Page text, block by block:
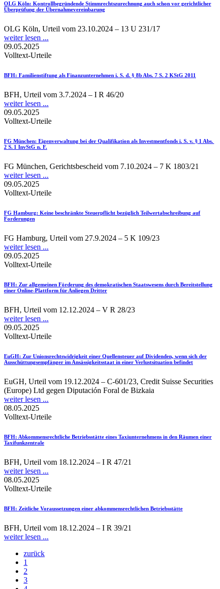
OLG Köln: Kontrollbegründende Stimmrechtszurechnung auch schon vor gerichtlicher
Überprüfung der Übernahmevereinbarung
OLG Köln, Urteil vom 23.10.2024 – 13 U 231/17
weiter lesen ...
09.05.2025
Volltext-Urteile
BFH: Familienstiftung als Finanzunternehmen i. S. d. § 8b Abs. 7 S. 2 KStG 2011
BFH, Urteil vom 3.7.2024 – I R 46/20
weiter lesen ...
09.05.2025
Volltext-Urteile
FG München: Eigenverwaltung bei der Qualifikation als Investmentfonds i. S. v. § 1 Abs.
2 S. 1 InvStG n. F.
FG München, Gerichtsbescheid vom 7.10.2024 – 7 K 1803/21
weiter lesen ...
09.05.2025
Volltext-Urteile
FG Hamburg: Keine beschränkte Steuerpflicht bezüglich Teilwertabschreibung auf
Forderungen
FG Hamburg, Urteil vom 27.9.2024 – 5 K 109/23
weiter lesen ...
09.05.2025
Volltext-Urteile
BFH: Zur allgemeinen Förderung des demokratischen Staatswesens durch Bereitstellung
einer Online-Plattform für Anliegen Dritter
BFH, Urteil vom 12.12.2024 – V R 28/23
weiter lesen ...
09.05.2025
Volltext-Urteile
EuGH: Zur Unionsrechtswidrigkeit einer Quellensteuer auf Dividenden, wenn sich der
Ausschüttungsempfänger im Ansässigkeitsstaat in einer Verlustsituation befindet
EuGH, Urteil vom 19.12.2024 – C‑601/23, Credit Suisse Securities
(Europe) Ltd gegen Diputación Foral de Bizkaia
weiter lesen ...
08.05.2025
Volltext-Urteile
BFH: Abkommensrechtliche Betriebsstätte eines Taxiunternehmens in den Räumen einer
Taxifunkzentrale
BFH, Urteil vom 18.12.2024 – I R 47/21
weiter lesen ...
08.05.2025
Volltext-Urteile
BFH: Zeitliche Voraussetzungen einer abkommensrechtlichen Betriebsstätte
BFH, Urteil vom 18.12.2024 – I R 39/21
weiter lesen ...
zurück
1
2
3